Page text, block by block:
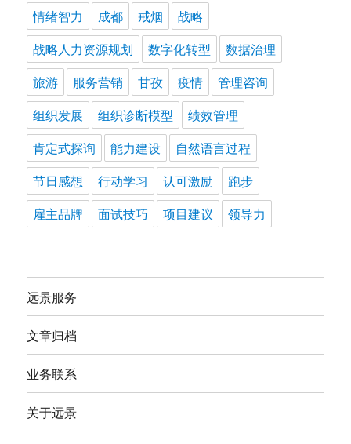
情绪智力
成都 戒烟
战略
战略人力资源规划
数字化转型
数据治理
旅游
服务营销 甘孜 疫情
管理咨询
组织发展
组织诊断模型
绩效管理
肯定式探询
能力建设
自然语言过程
节日感想
行动学习 认可激励
跑步
雇主品牌
面试技巧 项目建议 领导力
远景服务
文章归档
业务联系
关于远景